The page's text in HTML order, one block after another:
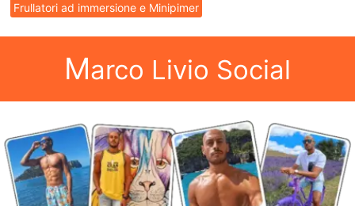
Frullatori ad immersione e Minipimer
Marco Livio Social